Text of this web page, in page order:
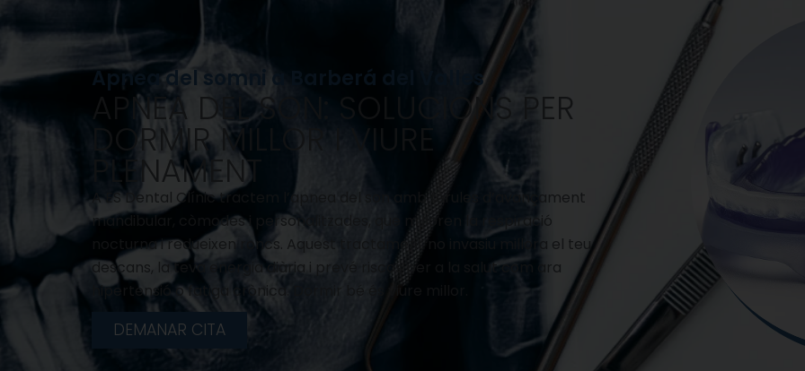
Apnea del somni a Barberá del Valles
APNEA DEL SON: SOLUCIONS PER
DORMIR MILLOR I VIURE
PLENAMENT
A ES Dental Clínic tractem l’apnea del son amb fèrules d’avançament
mandibular, còmodes i personalitzades, que milloren la respiració
nocturna i redueixen roncs. Aquest tractament no invasiu millora el teu
descans, la teva energia diària i prevé riscos per a la salut com ara
hipertensió o fatiga crònica. Dormir bé és viure millor.
DEMANAR CITA